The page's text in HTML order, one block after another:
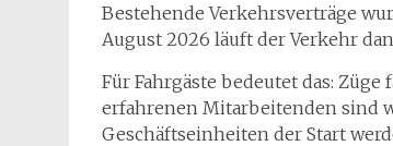
Bestehende Verkehrsverträge
August 2026 läuft der Verkehr
Für Fahrgäste bedeutet das:
erfahrenen Mitarbeitenden sind
Geschäftseinheiten der Start